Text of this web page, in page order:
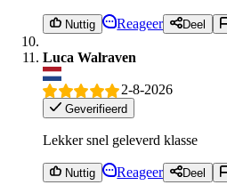
Nuttig Reageer Deel
Luca Walraven
2-8-2026
Geverifieerd
Lekker snel geleverd klasse
Nuttig Reageer Deel